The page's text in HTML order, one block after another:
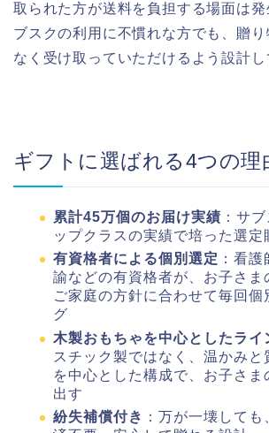
取られた方が送料を負担する場面は
ブスクの利用に不慣れな方でも、贈
なく受け取っていただけるよう設計し
ギフトに選ばれる4つの理
累計45万個のお届け実績 ：サ
ップクラスの実績で培った選定
有資格者による個別選定 ：看
諭などの有資格者が、お子さま
ご家庭の方針に合わせて毎回個
グ
木製おもちゃを中心としたライ
スチック製ではなく、温かみと
を中心とした構成で、お子さま
出す
紛失補償付き ：万が一壊して